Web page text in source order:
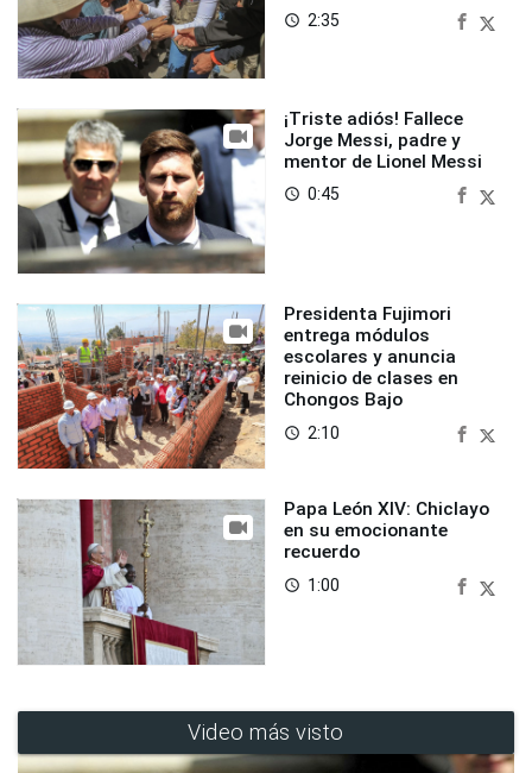
access_time 2:35
¡Triste adiós! Fallece
Jorge Messi, padre y
mentor de Lionel Messi
access_time 0:45
Presidenta Fujimori
entrega módulos
escolares y anuncia
reinicio de clases en
Chongos Bajo
access_time 2:10
Papa León XIV: Chiclayo
en su emocionante
recuerdo
access_time 1:00
Video más visto